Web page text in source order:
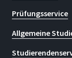
Prüfungsservice
Allgemeine